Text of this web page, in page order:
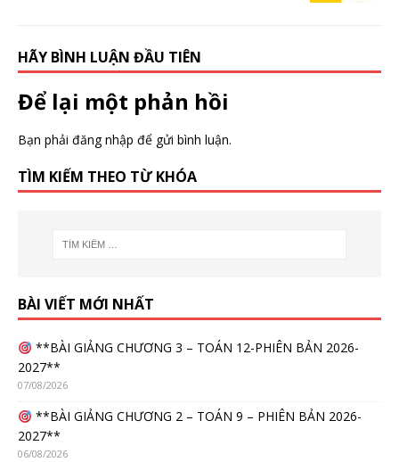
HÃY BÌNH LUẬN ĐẦU TIÊN
Để lại một phản hồi
Bạn phải đăng nhập để gửi bình luận.
TÌM KIẾM THEO TỪ KHÓA
BÀI VIẾT MỚI NHẤT
**BÀI GIẢNG CHƯƠNG 3 – TOÁN 12-PHIÊN BẢN 2026-
2027**
07/08/2026
**BÀI GIẢNG CHƯƠNG 2 – TOÁN 9 – PHIÊN BẢN 2026-
2027**
06/08/2026